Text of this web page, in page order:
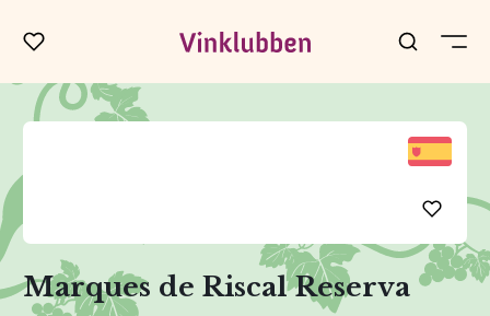
Marques de Riscal Reserva